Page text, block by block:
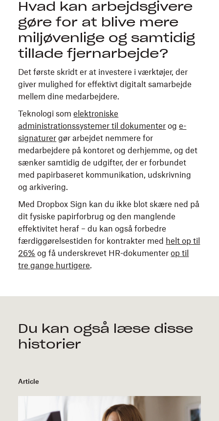
Hvad kan arbejdsgivere
gøre for at blive mere
miljøvenlige og samtidig
tillade fjernarbejde?
Det første skridt er at investere i værktøjer, der
giver mulighed for effektivt digitalt samarbejde
mellem dine medarbejdere.
Teknologi somelektroniske
administrationssystemer til dokumenter oge-
signaturer gør arbejdet nemmere for
medarbejdere på kontoret og derhjemme, og det
sænker samtidig de udgifter, der er forbundet
med papirbaseret kommunikation, udskrivning
og arkivering.
Med Dropbox Sign kan du ikke blot skære ned på
dit fysiske papirforbrug og den manglende
effektivitet heraf – du kan også forbedre
færdiggørelsestiden for kontrakter med helt op til
26% og få underskrevet HR-dokumenterop til
tre gange hurtigere.
Du kan også læse disse
historier
Article